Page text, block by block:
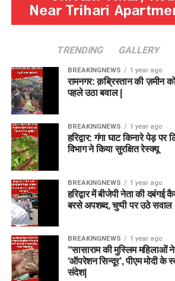
TRENDING GALLERY
BREAKINGNEWS 1 year ago
रामनगर: क़ब्रिस्तान की ज़मीन
पहले उठा बवाल |
BREAKINGNEWS 1 year ago
हरिद्वार: गंगा घाट किनारे पेड़
विभाग ने किया सुरक्षित रेस्क्यू
BREAKINGNEWS 1 year ago
हरिद्वार में बीजेपी नेता की
बरसे अपशब्द, चुप्पी पर उठे सवाल
BREAKINGNEWS 1 year ago
“सासाराम की मुस्लिम महिलाओं
‘ऑपरेशन सिन्दूर’, पीएम मोदी के
संदेश|